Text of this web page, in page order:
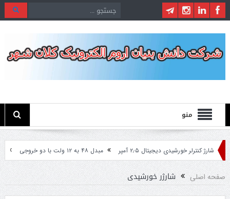
منو
شارژ کنترلر خورشیدی دیجیتال ۲٫۵ آمپر مبدل ۴۸ به ۱۲ ولت با دو خروجی مبدل ۲۴ ولت به ۱۲ ولت مخصوص ماشین
صفحه اصلی شارژر خورشیدی